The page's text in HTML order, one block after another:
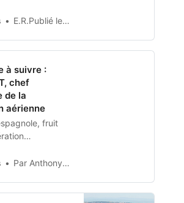
se faire
E.R.Publié le 13/03/2023 à 16:58 Partager cet article
à suivre :
chef
de la
aérienne
fruit
de réservation
Par Anthony Bondain de ZoneboursePublié le 13/03/2023 à 15:00, mis à jour à 15:00 Partager cet article